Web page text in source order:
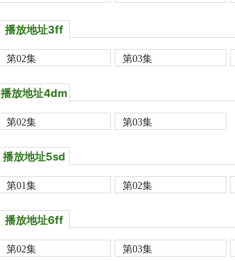
播放地址3ff
第02集 第03集
播放地址4dm
第02集 第03集
播放地址5sd
第01集 第02集
播放地址6ff
第02集 第03集